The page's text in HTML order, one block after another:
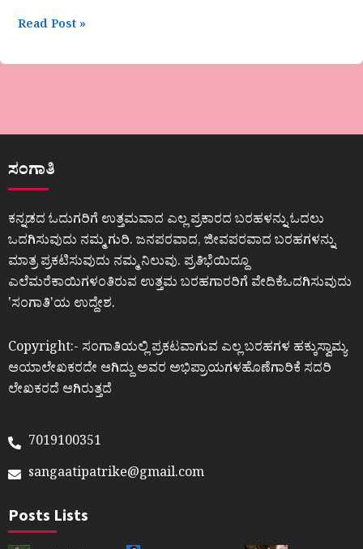
Read Post »
ಸಂಗಾತಿ
ಕನ್ನಡದ ಓದುಗರಿಗೆ ಉತ್ತಮವಾದ ಎಲ್ಲ ಪ್ರಕಾರದ ಬರಹಳನ್ನು ಓದಲು
ಒದಗಿಸುವುದು ನಮ್ಮ ಗುರಿ. ಜನಪರವಾದ, ಜೀವಪರವಾದ ಬರಹಗಳನ್ನು
ಮಾತ್ರ ಪ್ರಕಟಿಸುವುದು ನಮ್ಮ ನಿಲುವು. ಪ್ರತಿಭೆಯಿದ್ದೂ
ಎಲೆಮರೆಕಾಯಿಗಳಂತಿರುವ ಉತ್ತಮ ಬರಹಗಾರರಿಗೆ ವೇದಿಕೆಒದಗಿಸುವುದು
ʼಸಂಗಾತಿʼಯ ಉದ್ದೇಶ.
Copyright:- ಸಂಗಾತಿಯಲ್ಲಿ ಪ್ರಕಟವಾಗುವ ಎಲ್ಲ ಬರಹಗಳ ಹಕ್ಕುಸ್ವಾಮ್ಯ
ಆಯಾಲೇಖಕರದೇ ಆಗಿದ್ದು ಅವರ ಅಭಿಪ್ರಾಯಗಳಹೊಣೆಗಾರಿಕೆ ಸದರಿ
ಲೇಖಕರದೆ ಆಗಿರುತ್ತದೆ
7019100351
sangaatipatrike@gmail.com
Posts Lists